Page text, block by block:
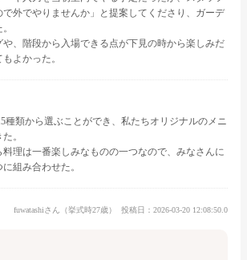
外でやりませんか」と提案してくださり、ガーデ
や、階段から入場できる点が下見の時から楽しみだ
よかった。
種類から選ぶことができ、私たちオリジナルのメニ
。
理は一番楽しみなものの一つなので、みなさんに
組み合わせた。
fuwatashiさん（挙式時27歳） 投稿日：2026-03-20 12:08:50.0